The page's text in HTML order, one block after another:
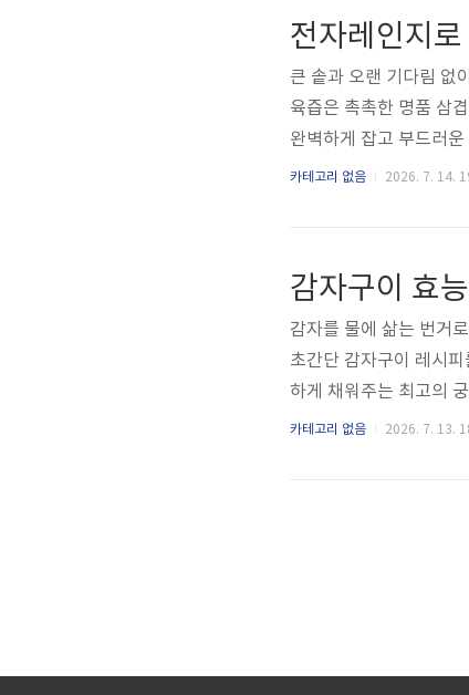
가능합니다. 각 지역 이
큰 솥과 오랜 기다림 없
육즙은 촉촉한 명품 삼
완벽하게 잡고 부드러
법까지 상세히 담았습
수육을 만드는 혁신적
카테고리 없음 2026. 7. 14.
감자구이 효
감자를 물에 삶는 번거
초간단 감자구이 레시
하게 채워주는 최고의
장에 잠자고 있는 감자
필요 없이 불 안 쓰고
조리 팁, 이것만은 꼭
카테고리 없음 2026. 7. 13.